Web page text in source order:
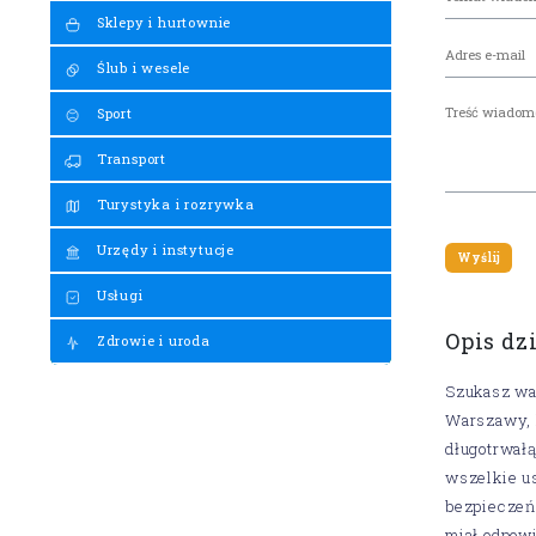
Sklepy i hurtownie
Ślub i wesele
Sport
Transport
Turystyka i rozrywka
Urzędy i instytucje
Usługi
Zdrowie i uroda Opis
Szukasz
Warszawy,
wszelkie